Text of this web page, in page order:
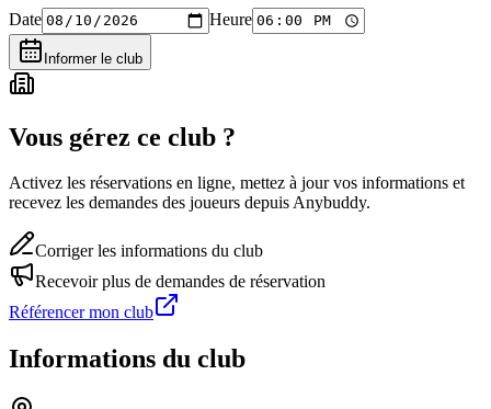
Date Heure
Informer le club
Vous gérez ce club ?
Activez les réservations en ligne, mettez à jour vos informations et
recevez les demandes des joueurs depuis Anybuddy.
Corriger les informations du club
Recevoir plus de demandes de réservation
Référencer mon club
Informations du club